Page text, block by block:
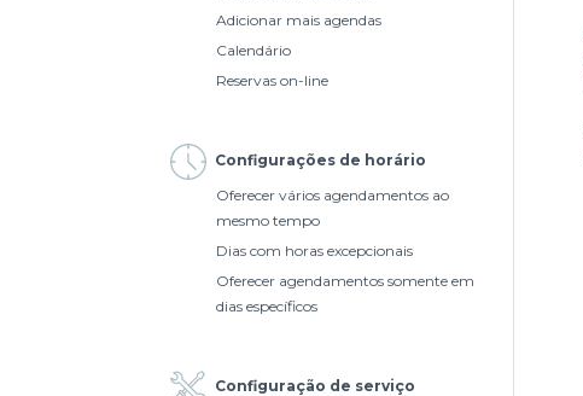
Adicionar mais agendas
Calendário
Reservas on-line
Configurações de horário
Oferecer vários agendamentos ao
mesmo tempo
Dias com horas excepcionais
Oferecer agendamentos somente em
dias específicos
Configuração de serviço